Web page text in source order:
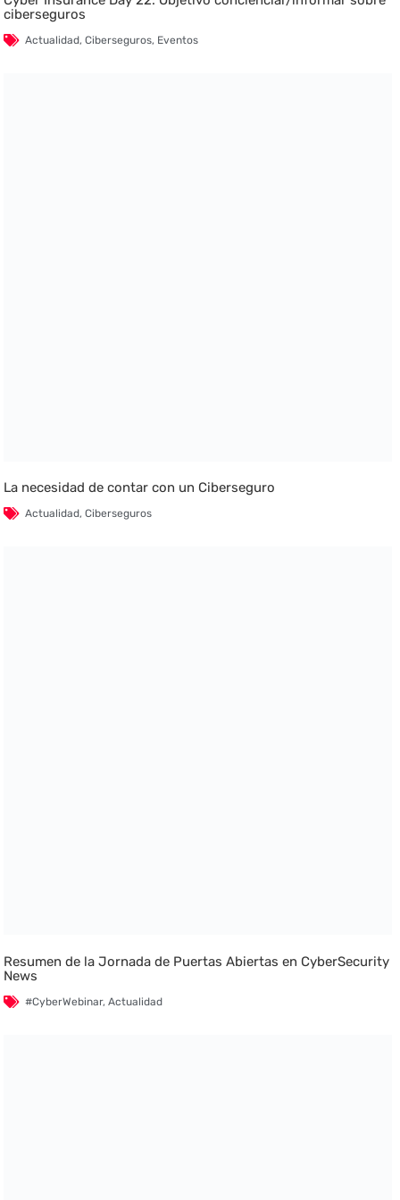
ciberseguros
Actualidad,Ciberseguros, Eventos
La necesidad de contar con un Ciberseguro
Actualidad,Ciberseguros
Resumen de la Jornada de Puertas Abiertas en CyberSecurity
News
#CyberWebinar,Actualidad